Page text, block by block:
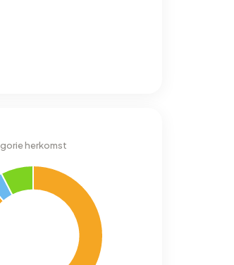
herkomst